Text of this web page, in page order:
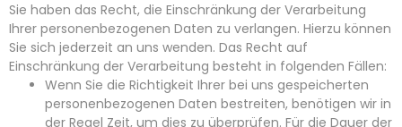
Sie haben das Recht, die Einschränkung der Verarbeitung
Ihrer personenbezogenen Daten zu verlangen. Hierzu können
Sie sich jederzeit an uns wenden. Das Recht auf
Einschränkung der Verarbeitung besteht in folgenden Fällen:
Wenn Sie die Richtigkeit Ihrer bei uns gespeicherten
personenbezogenen Daten bestreiten, benötigen wir in
der Regel Zeit, um dies zu überprüfen. Für die Dauer der